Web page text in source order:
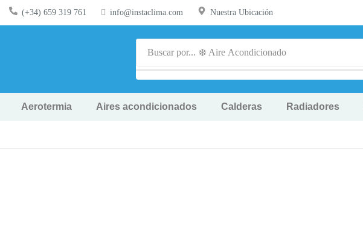
(+34) 659 319 761 info@instaclima.com Nuestra Ubicación
Buscar por... ❄️ Aire Acondicionado
Aerotermia Aires acondicionados Calderas Radiadores